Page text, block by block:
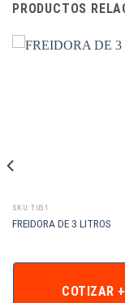
PRODUCTOS
SKU: TU51
FREIDORA DE 3 LITROS
COTIZAR +